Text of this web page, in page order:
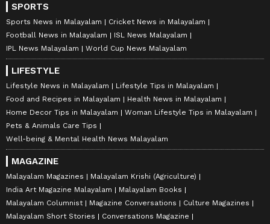
SPORTS
Sports News in Malayalam
Cricket News in Malayalam
Football News in Malayalam
ISL News Malayalam
IPL News Malayalam
World Cup News Malayalam
LIFESTYLE
Lifestyle News in Malayalam
Lifestyle Tips in Malayalam
Food and Recipes in Malayalam
Health News in Malayalam
Home Decor Tips in Malayalam
Woman Lifestyle Tips in Malayalam
Pets & Animals Care Tips
Well-being & Mental Health News Malayalam
MAGAZINE
Malayalam Magazines
Malayalam Krishi (Agriculture)
India Art Magazine Malayalam
Malayalam Books
Malayalam Columnist
Magazine Conversations
Culture Magazines
Malayalam Short Stories
Conversations Magazine